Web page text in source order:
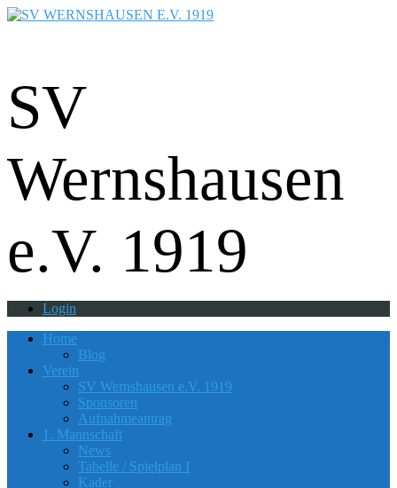
SV
Wernshausen
e.V. 1919
Login
Home
Blog
Verein
SV Wernshausen e.V. 1919
Sponsoren
Aufnahmeantrag
1. Mannschaft
News
Tabelle / Spielplan I
Kader